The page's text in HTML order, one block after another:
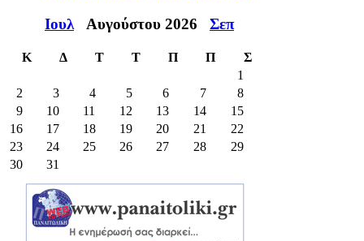
Ιουλ Αυγούστου 2026 Σεπ
Κ Δ Τ Τ Π Π
Σ
1
2
3 4 5 6 7
8
9
10 11 12 13 14
15
16
17 18 19 20 21
22
23
24 25 26 27 28
29
30
31